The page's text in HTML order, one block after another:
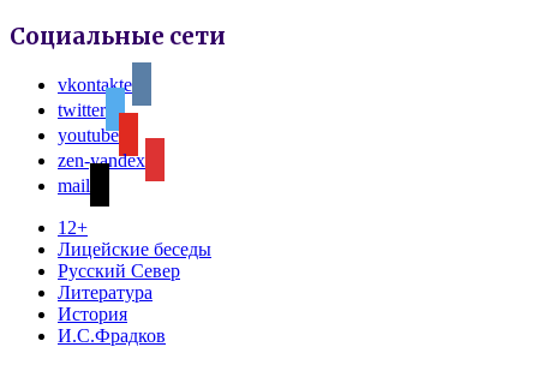
Социальные сети
vkontakte
twitter
youtube
zen-yandex
mail
12+
Лицейские беседы
Русский Север
Литература
История
И.С.Фрадков